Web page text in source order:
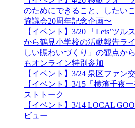
のためにできること、したい
協議会20周年記念企画〜
【イベント】3/20 「Lets’ツル
から鶴見小学校の活動報告ラ
しい賑わいづくり」の観点か
もオンライン特別参加
【イベント】3/24 泉区ファン
【イベント】3/15「横濱千夜
ストトーク
【イベント】3/14 LOCAL
ビュー